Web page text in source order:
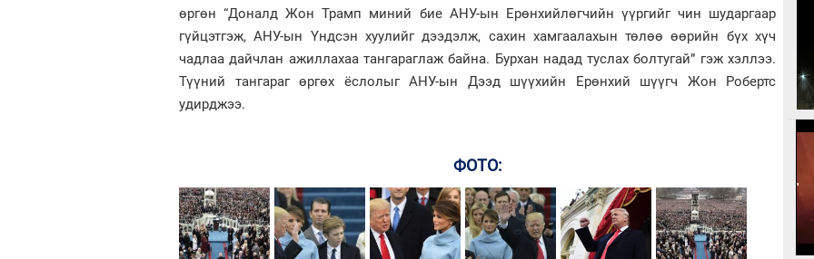
өргөн “Доналд Жон Трамп миний бие АНУ-ын Ерөнхийлөгчийн үүргийг чин шударгаар
гүйцэтгэж, АНУ-ын Үндсэн хуулийг дээдэлж, сахин хамгаалахын төлөө өөрийн бүх хүч
чадлаа дайчлан ажиллахаа тангараглаж байна. Бурхан надад туслах болтугай” гэж хэллээ.
Түүний тангараг өргөх ёслолыг АНУ-ын Дээд шүүхийн Ерөнхий шүүгч Жон Робертс
удирджээ.
ФОТО: